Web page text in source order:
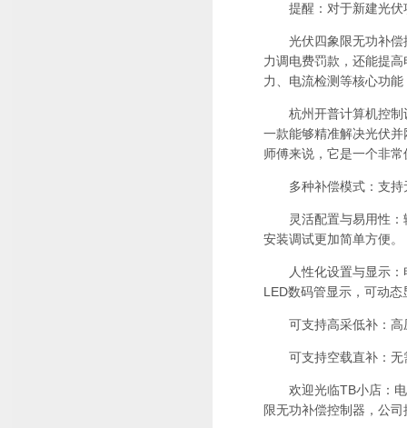
提醒：对于新建光伏
光伏四象限无功补偿
力调电费罚款，还能提
力、电流检测等核心功
杭州开普计算机控制设
一款能够精准解决光伏
师傅来说，它是一个非
多种补偿模式：支持
灵活配置与易用性：
安装调试更加简单方便。
人性化设置与显示：
LED数码管显示，可动
可支持高采低补：高
可支持空载直补：无
欢迎光临TB小店：电
限无功补偿控制器，公